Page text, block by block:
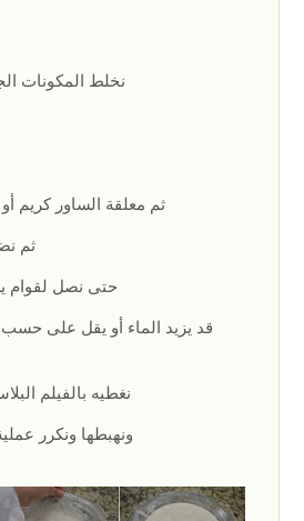
نخلط المكونات
ثم معلقة الساور كريم
ثم
حتى نصل لقوام
قد يزيد الماء أو يقل على
نغطيه بالفيلم
ونهبطها ونكرر عملية